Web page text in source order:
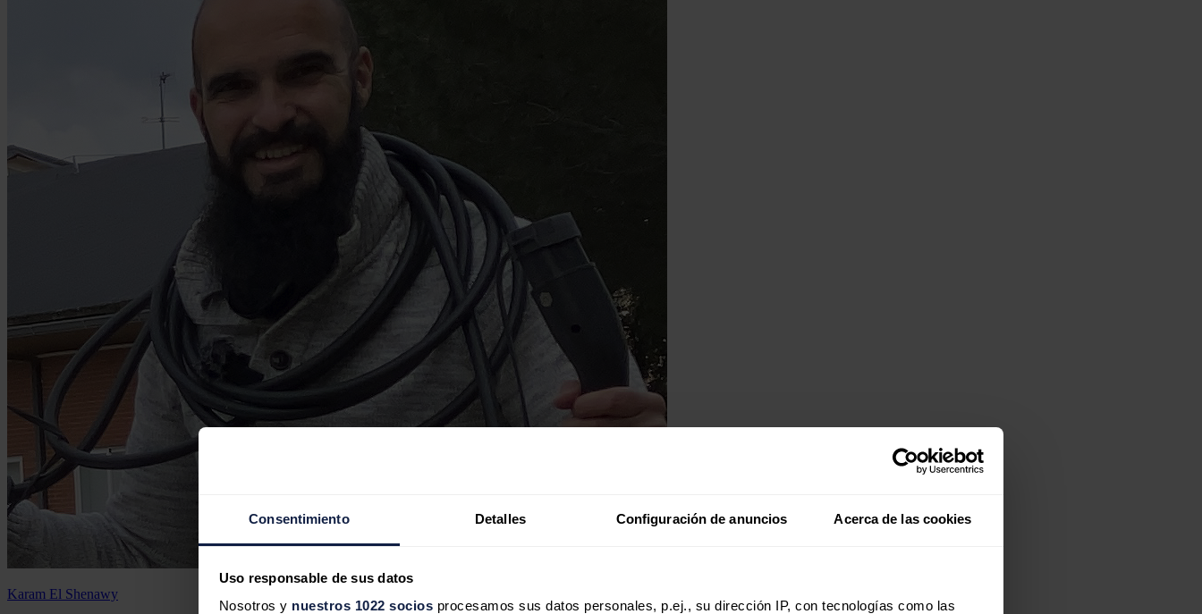
Consentimiento Detalles Configuración de anuncios Acerca de las cookies
Uso responsable de sus datos
Nosotros y nuestros 1022 socios procesamos sus datos personales, p.ej., su dirección IP, con tecnologías como las
Karam El Shenawy